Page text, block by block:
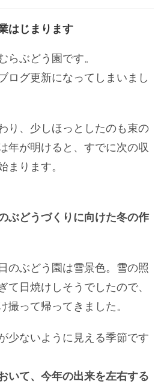
はじまります
らぶどう園です。
ログ更新になってしまいまし
り、少しほっとしたのも束の
年が明けると、すでに次の収
まります。
ぶどうづくりに向けた冬の作
のぶどう園は雪景色。雪の照
て日焼けしそうでしたので、
撮って帰ってきました。
少ないように見える季節です
いて、今年の出来を左右する